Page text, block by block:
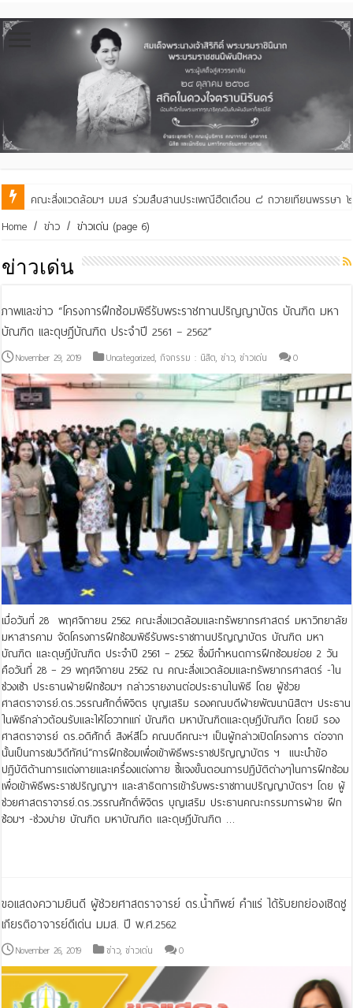
คณะสิ่งแวดล้อมฯ มมส ร่วมสืบสานประเพณีฮีตเดือน ๘ ถวายเทียนพรรษา ๒
คณะสิ่งแวดล้อมฯ มมส ร่วมต้อนรับและแลกเปลี่ยนเรียนรู้กับบัณฑิตวิทยาลัย ใน
Home / ข่าว / ข่าวเด่น (page 6)
ข่าวเด่น
ภาพและข่าว “โครงการฝึกซ้อมพิธีรับพระราชทานปริญญาบัตร บัณฑิต มหา
บัณฑิต และดุษฎีบัณฑิต ประจำปี 2561 – 2562”
November 29, 2019 Uncategorized,กิจกรรม : นิสิต,ข่าว,ข่าวเด่น 0
เมื่อวันที่ 28 พฤศจิกายน 2562 คณะสิ่งแวดล้อมและทรัพยากรศาสตร์ มหาวิทยาลัย
มหาสารคาม จัดโครงการฝึกซ้อมพิธีรับพระราชทานปริญญาบัตร บัณฑิต มหา
บัณฑิต และดุษฎีบัณฑิต ประจำปี 2561 – 2562 ซึ่งมีกำหนดการฝึกซ้อมย่อย 2 วัน
คือวันที่ 28 – 29 พฤศจิกายน 2562 ณ คณะสิ่งแวดล้อมและทรัพยากรศาสตร์ -ใน
ช่วงเช้า ประธานฝ่ายฝึกซ้อมฯ กล่าวรายงานต่อประธานในพิธี โดย ผู้ช่วย
ศาสตราจารย์.ดร.วรรณศักดิ์พิจิตร บุญเสริม รองคณบดีฝ่ายพัฒนานิสิตฯ ประธาน
ในพิธีกล่าวต้อนรับและให้โอวาทแก่ บัณฑิต มหาบัณฑิตและดุษฎีบัณฑิต โดยมี รอง
ศาสตราจารย์ ดร.อดิศักดิ์ สิงห์สีโว คณบดีคณะฯ เป็นผู้กล่าวเปิดโครงการ ต่อจาก
นั้นเป็นการชมวิดีทัศน์“การฝึกซ้อมเพื่อเข้าพิธีพระราชปริญญาบัตร ฯ แนะนำข้อ
ปฏิบัติด้านการแต่งกายและเครื่องแต่งกาย ชี้แจงขั้นตอนการปฏิบัติต่างๆในการฝึกซ้อม
เพื่อเข้าพิธีพระราชปริญญาฯ และสาธิตการเข้ารับพระราชทานปริญญาบัตรฯ โดย ผู้
ช่วยศาสตราจารย์.ดร.วรรณศักดิ์พิจิตร บุญเสริม ประธานคณะกรรมการฝ่าย ฝึก
ซ้อมฯ -ช่วงบ่าย บัณฑิต มหาบัณฑิต และดุษฎีบัณฑิต …
ขอแสดงความยินดี ผู้ช่วยศาสตราจารย์ ดร.น้ำทิพย์ คำแร่ ได้รับยกย่องเชิดชู
เกียรติอาจารย์ดีเด่น มมส. ปี พ.ศ.2562
November 26, 2019 ข่าว,ข่าวเด่น 0